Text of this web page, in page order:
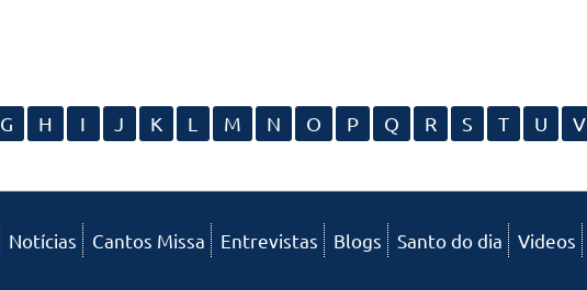
G H I J K L M N O P Q R S T U V
Notícias Cantos Missa Entrevistas Blogs Santo do dia Videos